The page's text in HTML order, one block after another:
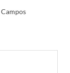
Campos